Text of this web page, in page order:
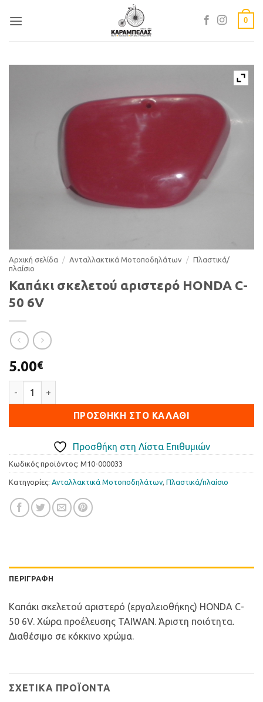
0
Αρχική σελίδα / Ανταλλακτικά Μοτοποδηλάτων / Πλαστικά/
πλαίσιο
Καπάκι σκελετού αριστερό HONDA C-
50 6V
5.00€
ΠΡΟΣΘΉΚΗ ΣΤΟ ΚΑΛΆΘΙ
Προσθήκη στη Λίστα Επιθυμιών
Κωδικός προϊόντος: M10-000033
Κατηγορίες: Ανταλλακτικά Μοτοποδηλάτων Πλαστικά/πλαίσιο
ΠΕΡΙΓΡΑΦΉ
Καπάκι σκελετού αριστερό (εργαλειοθήκης) HONDA C-
50 6V. Χώρα προέλευσης TAIWAN. Άριστη ποιότητα.
Διαθέσιμο σε κόκκινο χρώμα.
ΣΧΕΤΙΚΆ ΠΡΟΪΌΝΤΑ